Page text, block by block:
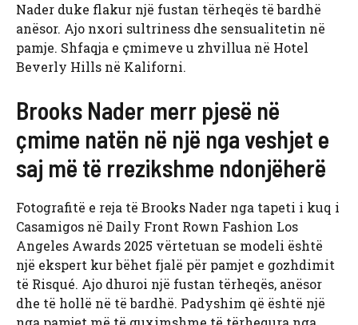
Nader duke flakur një fustan tërheqës të bardhë
anësor. Ajo nxori sultriness dhe sensualitetin në
pamje. Shfaqja e çmimeve u zhvillua në Hotel
Beverly Hills në Kaliforni.
Brooks Nader merr pjesë në
çmime natën në një nga veshjet e
saj më të rrezikshme ndonjëherë
Fotografitë e reja të Brooks Nader nga tapeti i kuq i
Casamigos në Daily Front Rown Fashion Los
Angeles Awards 2025 vërtetuan se modeli është
një ekspert kur bëhet fjalë për pamjet e gozhdimit
të Risqué. Ajo dhuroi një fustan tërheqës, anësor
dhe të hollë në të bardhë. Padyshim që është një